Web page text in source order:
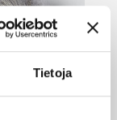
Tietoja